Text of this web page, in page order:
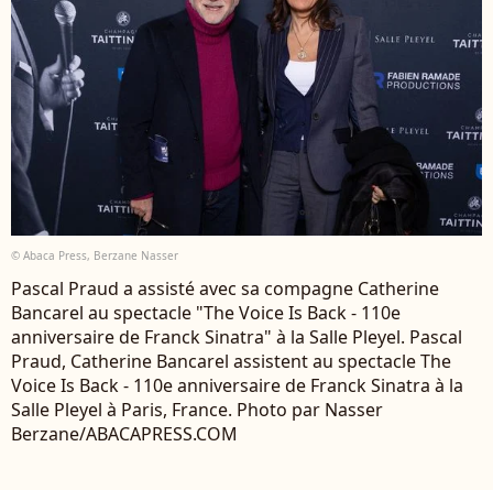
© Abaca Press, Berzane Nasser
Pascal Praud a assisté avec sa compagne Catherine
Bancarel au spectacle "The Voice Is Back - 110e
anniversaire de Franck Sinatra" à la Salle Pleyel. Pascal
Praud, Catherine Bancarel assistent au spectacle The
Voice Is Back - 110e anniversaire de Franck Sinatra à la
Salle Pleyel à Paris, France. Photo par Nasser
Berzane/ABACAPRESS.COM